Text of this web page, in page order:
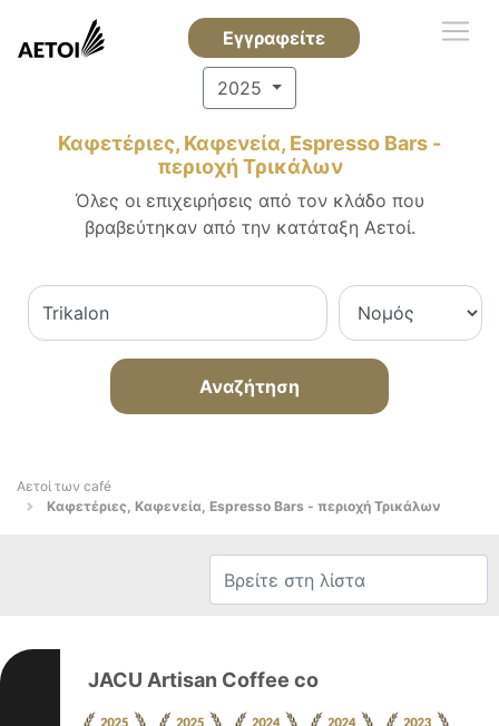
Εγγραφείτε
2025
Καφετέριες, Καφενεία, Espresso Bars -
περιοχή Τρικάλων
Όλες οι επιχειρήσεις από τον κλάδο που
βραβεύτηκαν από την κατάταξη Αετοί.
Αναζήτηση
Αετοί των café
Καφετέριες, Καφενεία, Espresso Bars - περιοχή Τρικάλων
JACU Artisan Coffee co